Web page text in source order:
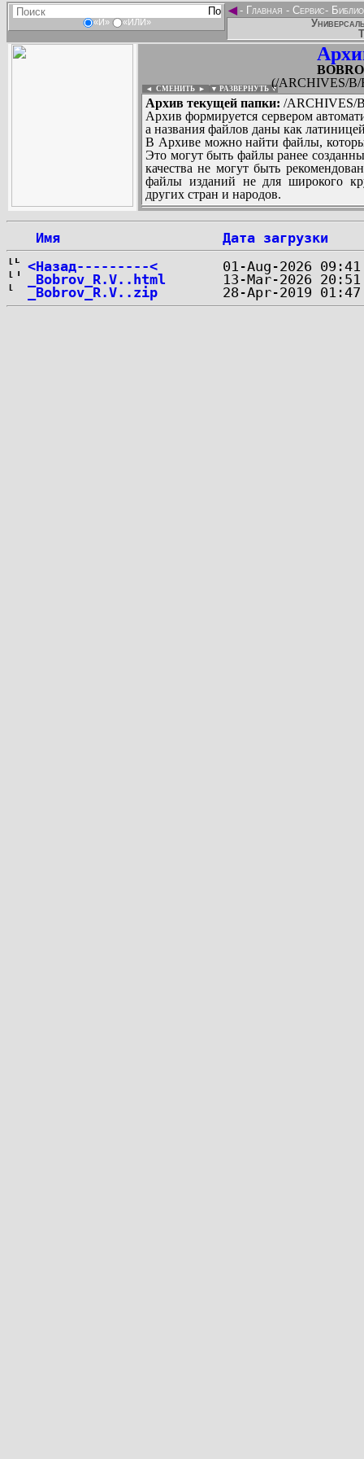
«И» «ИЛИ»
◄- Главная - Сервис-
(/ARCHIVES/B/
◄ СМЕНИТЬ ► ▼ РАЗВЕРНУТЬ ▼
Архив текущей папки: /ARCHIVES/
Архив формируется сервером
а названия файлов даны как
В Архиве можно найти файлы,
Это могут быть файлы ранее
качества не могут быть
файлы изданий не для широкого
других стран и народов.
Имя
Дата загрузки
<Назад---------<
_Bobrov_R.V..html
_Bobrov_R.V..zip